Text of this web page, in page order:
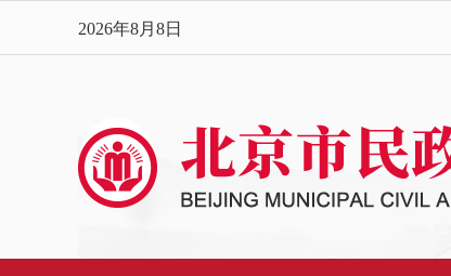
2026年8月8日